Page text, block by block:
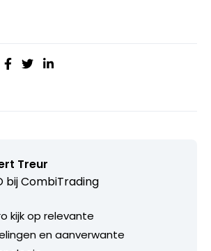
Treur
bijCombiTrading
kijk op relevante
en aanverwante